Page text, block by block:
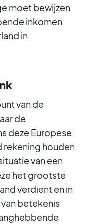
moet bewijzen
inkomen
in
van de
de
deze Europese
rekening houden
van een
het grootste
verdient en in
betekenis